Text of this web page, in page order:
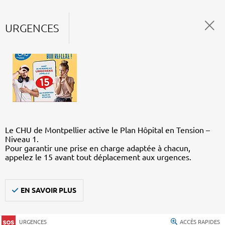
URGENCES
Le CHU de Montpellier active le Plan Hôpital en Tension –
Niveau 1.
Pour garantir une prise en charge adaptée à chacun,
appelez le 15 avant tout déplacement aux urgences.
EN SAVOIR PLUS
URGENCES ACCÈS RAPIDES